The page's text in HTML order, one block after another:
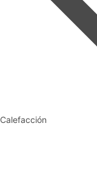
Calefacción